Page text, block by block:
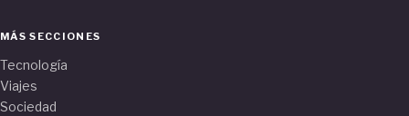
MÁS SECCIONES
Tecnología
Viajes
Sociedad